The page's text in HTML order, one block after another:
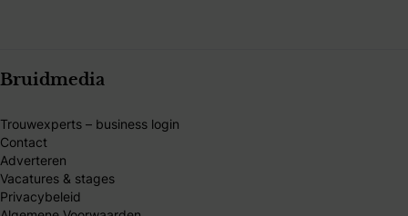
Bruidmedia
Trouwexperts – business login
Contact
Adverteren
Vacatures & stages
Privacybeleid